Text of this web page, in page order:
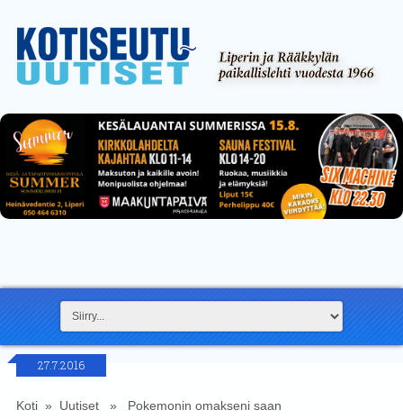
27.7.2016
Koti» Uutiset» Pokemonin omakseni saan